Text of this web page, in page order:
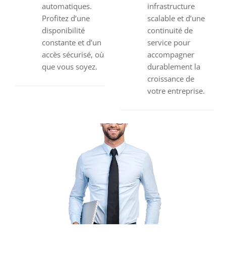
automatiques.
Profitez d’une
disponibilité
constante et d’un
accès sécurisé, où
que vous soyez.
infrastructure
scalable et d’une
continuité de
service pour
accompagner
durablement la
croissance de
votre entreprise.